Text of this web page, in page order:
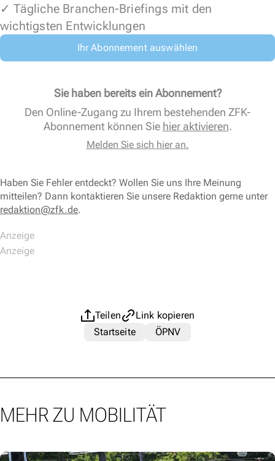
✓ Tägliche Branchen-Briefings mit den
wichtigsten Entwicklungen
Ihr Abonnement auswählen
Sie haben bereits ein Abonnement?
Den Online-Zugang zu Ihrem bestehenden ZFK-
Abonnement können Sie hier aktivieren.
Melden Sie sich hier an.
Haben Sie Fehler entdeckt? Wollen Sie uns Ihre Meinung
mitteilen? Dann kontaktieren Sie unsere Redaktion gerne unter
redaktion@zfk.de.
Teilen
Link kopieren
Startseite
ÖPNV
MEHR ZU MOBILITÄT